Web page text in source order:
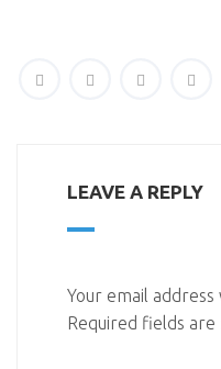
LEAVE A REPLY
Your email
Required fields are